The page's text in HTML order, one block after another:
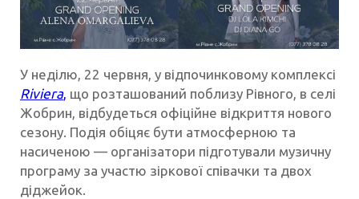
У неділю, 22 червня, у відпочинковому комплексі
Riviera, що розташований поблизу Рівного, в селі
Жобрин, відбудеться офіційне відкриття нового
сезону. Подія обіцяє бути атмосферною та
насиченою — організатори підготували музичну
програму за участю зіркової співачки та двох
діджейок.